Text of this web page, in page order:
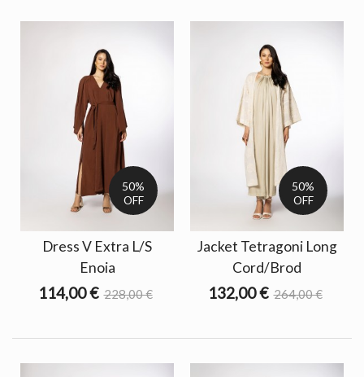
50%
OFF
Dress V Extra L/S
Enoia
114,00 € 228,00 €
50%
OFF
Jacket Tetragoni Long
Cord/Brod
132,00 € 264,00 €